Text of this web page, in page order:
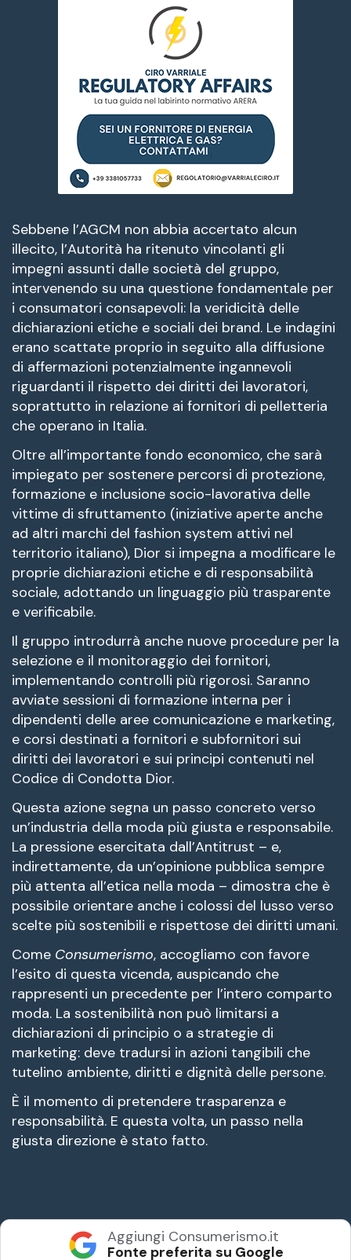
Sebbene l’AGCM non abbia accertato alcun
illecito, l’Autorità ha ritenuto vincolanti gli
impegni assunti dalle società del gruppo,
intervenendo su una questione fondamentale per
i consumatori consapevoli: la veridicità delle
dichiarazioni etiche e sociali dei brand. Le indagini
erano scattate proprio in seguito alla diffusione
di affermazioni potenzialmente ingannevoli
riguardanti il rispetto dei diritti dei lavoratori,
soprattutto in relazione ai fornitori di pelletteria
che operano in Italia.
Oltre all’importante fondo economico, che sarà
impiegato per sostenere percorsi di protezione,
formazione e inclusione socio-lavorativa delle
vittime di sfruttamento (iniziative aperte anche
ad altri marchi del fashion system attivi nel
territorio italiano), Dior si impegna a modificare le
proprie dichiarazioni etiche e di responsabilità
sociale, adottando un linguaggio più trasparente
e verificabile.
Il gruppo introdurrà anche nuove procedure per la
selezione e il monitoraggio dei fornitori,
implementando controlli più rigorosi. Saranno
avviate sessioni di formazione interna per i
dipendenti delle aree comunicazione e marketing,
e corsi destinati a fornitori e subfornitori sui
diritti dei lavoratori e sui principi contenuti nel
Codice di Condotta Dior.
Questa azione segna un passo concreto verso
un’industria della moda più giusta e responsabile.
La pressione esercitata dall’Antitrust – e,
indirettamente, da un’opinione pubblica sempre
più attenta all’etica nella moda – dimostra che è
possibile orientare anche i colossi del lusso verso
scelte più sostenibili e rispettose dei diritti umani.
Come Consumerismo, accogliamo con favore
l’esito di questa vicenda, auspicando che
rappresenti un precedente per l’intero comparto
moda. La sostenibilità non può limitarsi a
dichiarazioni di principio o a strategie di
marketing: deve tradursi in azioni tangibili che
tutelino ambiente, diritti e dignità delle persone.
È il momento di pretendere trasparenza e
responsabilità. E questa volta, un passo nella
giusta direzione è stato fatto.
Aggiungi Consumerismo.it
Fonte preferita su Google